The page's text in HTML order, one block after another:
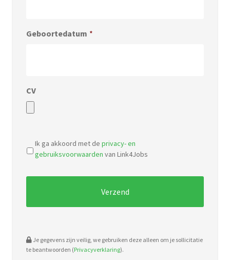
Geboortedatum *
CV
types:
pdf,
doc.
Ik ga akkoord met de privacy- en
gebruiksvoorwaarden van Link4Jobs
Je gegevens zijn veilig, we gebruiken deze alleen om je sollicitatie
te beantwoorden (Privacyverklaring).